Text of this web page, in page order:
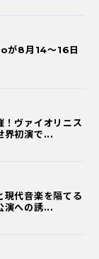
8月14～16日
ヴァイオリニス
界初演で...
現代音楽を隔てる
演への誘...